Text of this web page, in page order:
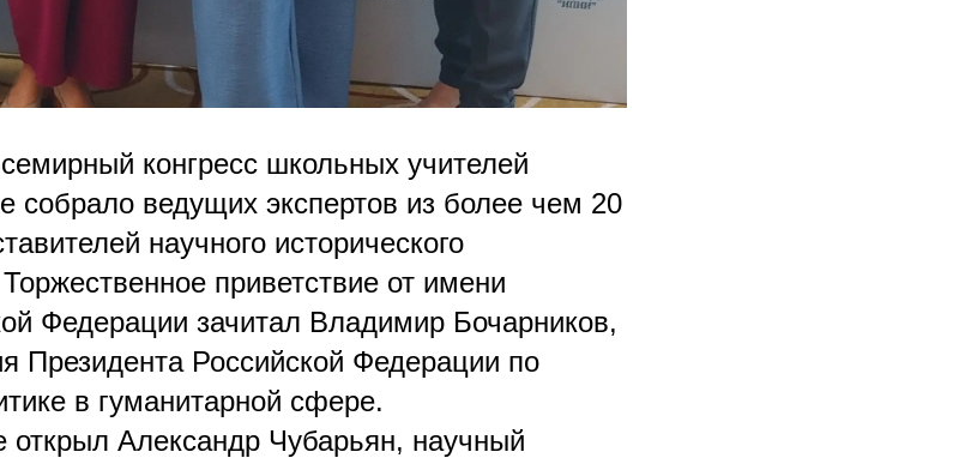
конгресс школьных учителей
собрало ведущих экспертов из более чем 20
научного исторического
приветствие от имени
Федерации зачитал Владимир Бочарников,
Президента Российской Федерации по
в гуманитарной сфере.
открыл Александр Чубарьян, научный